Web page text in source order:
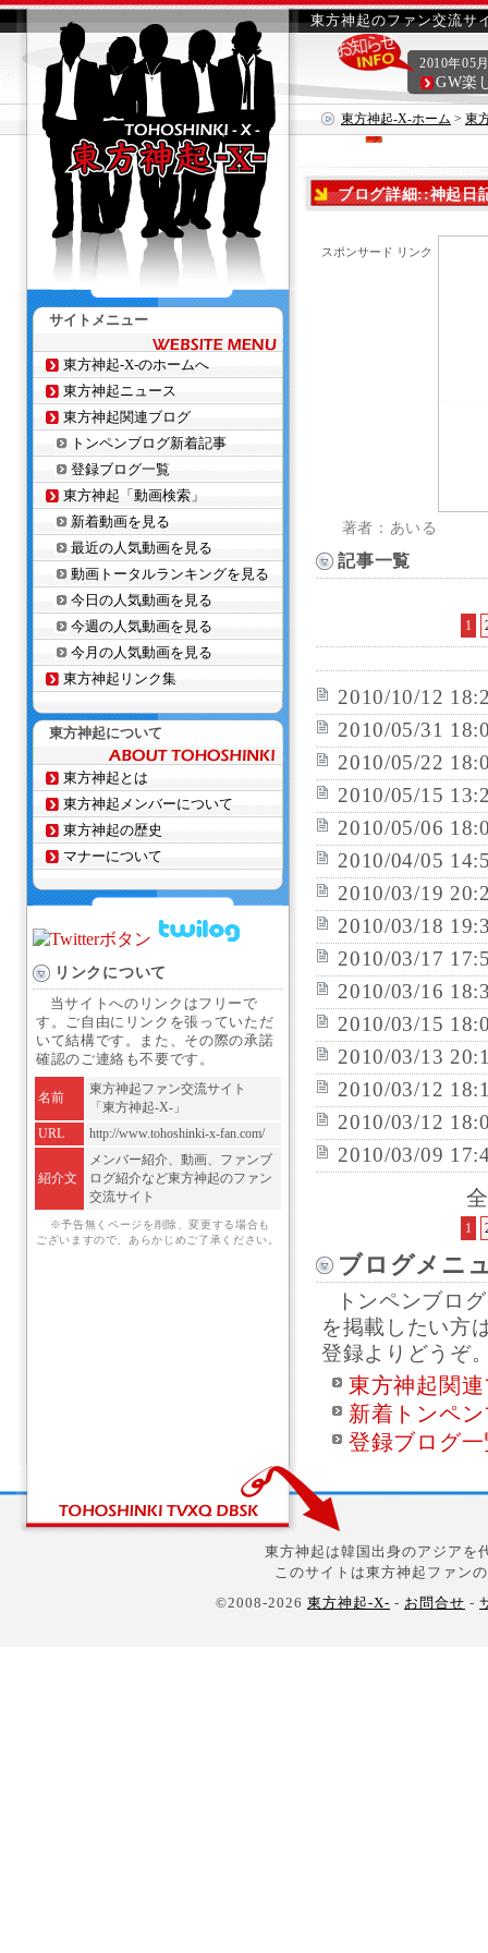
東方神起のファン交流サ
東方神起-X-ホーム > 東
2010年05
GW楽
ブログ詳細::神起日
スポンサード リンク
著者：あいる
記事一覧
1
2010/10/12
2010/05/31
2010/05/22
2010/05/15
2010/05/06
2010/04/05
2010/03/19
2010/03/18
2010/03/17
2010/03/16
2010/03/15
2010/03/13
2010/03/12
2010/03/12
2010/03/09
1
ブログメニ
トンペンブロ
を掲載したい方
登録よりどうぞ
東方神起関
新着トンペ
登録ブログ
サイトメニュー
東方神起-X-のホームへ
東方神起ニュース
東方神起関連ブログ
トンペンブログ新着記事
登録ブログ一覧
東方神起「動画検索」
新着動画を見る
最近の人気動画を見る
動画トータルランキングを見る
今日の人気動画を見る
今週の人気動画を見る
今月の人気動画を見る
東方神起リンク集
東方神起について
東方神起とは
東方神起メンバーについて
東方神起の歴史
マナーについて
リンクについて
当サイトへのリンクはフリーで
す。ご自由にリンクを張っていただ
いて結構です。また、その際の承諾
確認のご連絡も不要です。
名前
東方神起ファン交流サイト
「東方神起-X-」
URL
http://www.tohoshinki-x-fan.com/
紹介文
メンバー紹介、動画、ファンブ
ログ紹介など東方神起のファン
交流サイト
※予告無くページを削除、変更する場合も
ございますので、あらかじめご了承ください。
東方神起は韓国出身のアジアを
このサイトは東方神起ファン
©2008-2026 東方神起-X- - お問合せ -